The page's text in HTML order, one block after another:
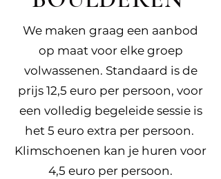
We maken graag een aanbod
op maat voor elke groep
volwassenen. Standaard is de
prijs 12,5 euro per persoon, voor
een volledig begeleide sessie is
het 5 euro extra per persoon.
Klimschoenen kan je huren voor
4,5 euro per persoon.